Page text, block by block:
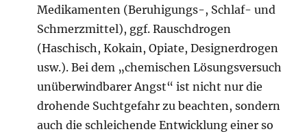
Medikamenten (Beruhigungs-, Schlaf- und
Schmerzmittel), ggf. Rauschdrogen
(Haschisch, Kokain, Opiate, Designerdrogen
usw.). Bei dem „chemischen Lösungsversuch
unüberwindbarer Angst“ ist nicht nur die
drohende Suchtgefahr zu beachten, sondern
auch die schleichende Entwicklung einer so